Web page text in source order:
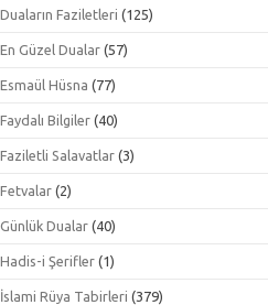
Duaların Faziletleri (125)
En Güzel Dualar (57)
Esmaül Hüsna (77)
Faydalı Bilgiler (40)
Faziletli Salavatlar (3)
Fetvalar (2)
Günlük Dualar (40)
Hadis-i Şerifler (1)
İslami Rüya Tabirleri (379)